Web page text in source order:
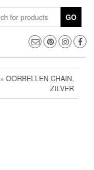
GO
» OORBELLEN CHAIN,
ZILVER